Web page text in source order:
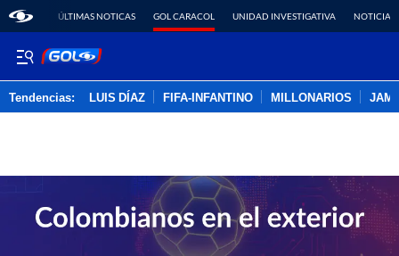
ÚLTIMAS NOTICAS GOL CARACOL UNIDAD INVESTIGATIVA NOTICIAS
Tendencias: LUIS DÍAZ FIFA-INFANTINO MILLONARIOS